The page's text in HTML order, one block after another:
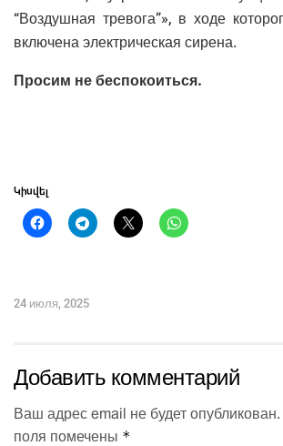
“Воздушная тревога”», в ходе
включена электрическая сирена.
Просим не беспокоиться.
Կիսվել
24 июля, 2025
Добавить комментарий
Ваш адрес email не будет опубликован.
поля помечены *